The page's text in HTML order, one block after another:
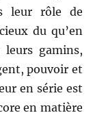
leur rôle de
du qu’en
gamins,
pouvoir et
en série est
en matière